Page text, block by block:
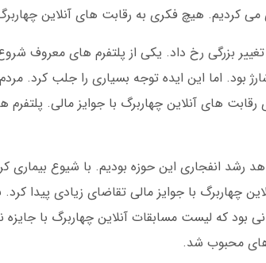
می کردیم. هیچ فکری به رقابت های آنلاین
در سال 1398 تغییر بزرگی رخ داد. یکی از پلتفرم های
بود. اما این ایده توجه بسیاری را جلب کرد.
رقابت های آنلاین چهاربرگ با جوایز مالی.
1400 شاهد رشد انفجاری این حوزه بودیم. با شیوع
چهاربرگ با جوایز مالی تقاضای زیادی پیدا
بود که لیست مسابقات آنلاین چهاربرگ با
های محبوب شد.